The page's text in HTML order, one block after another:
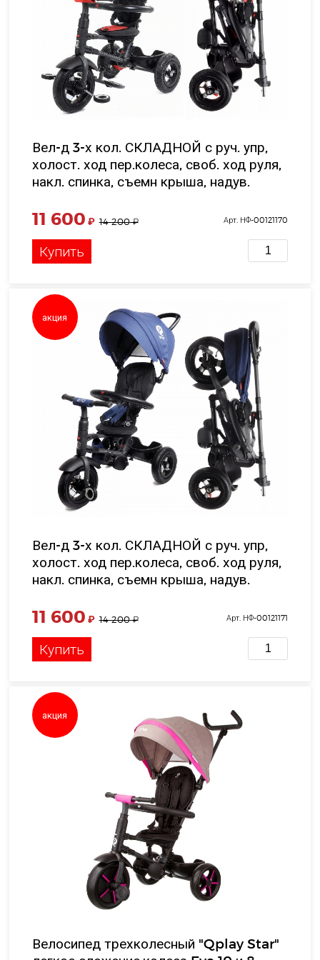
Вел-д 3-х кол. СКЛАДНОЙ с руч. упр,
холост. ход пер.колеса, своб. ход руля,
накл. спинка, съемн крыша, надув.
см
11 600 ₽ 14 200₽ Арт. НФ-00121170
Купить
акция
Вел-д 3-х кол. СКЛАДНОЙ с руч. упр,
холост. ход пер.колеса, своб. ход руля,
накл. спинка, съемн крыша, надув.
11 600 ₽ 14 200₽ Арт. НФ-00121171
Купить
акция
Велосипед трехколесный "Qplay Star"